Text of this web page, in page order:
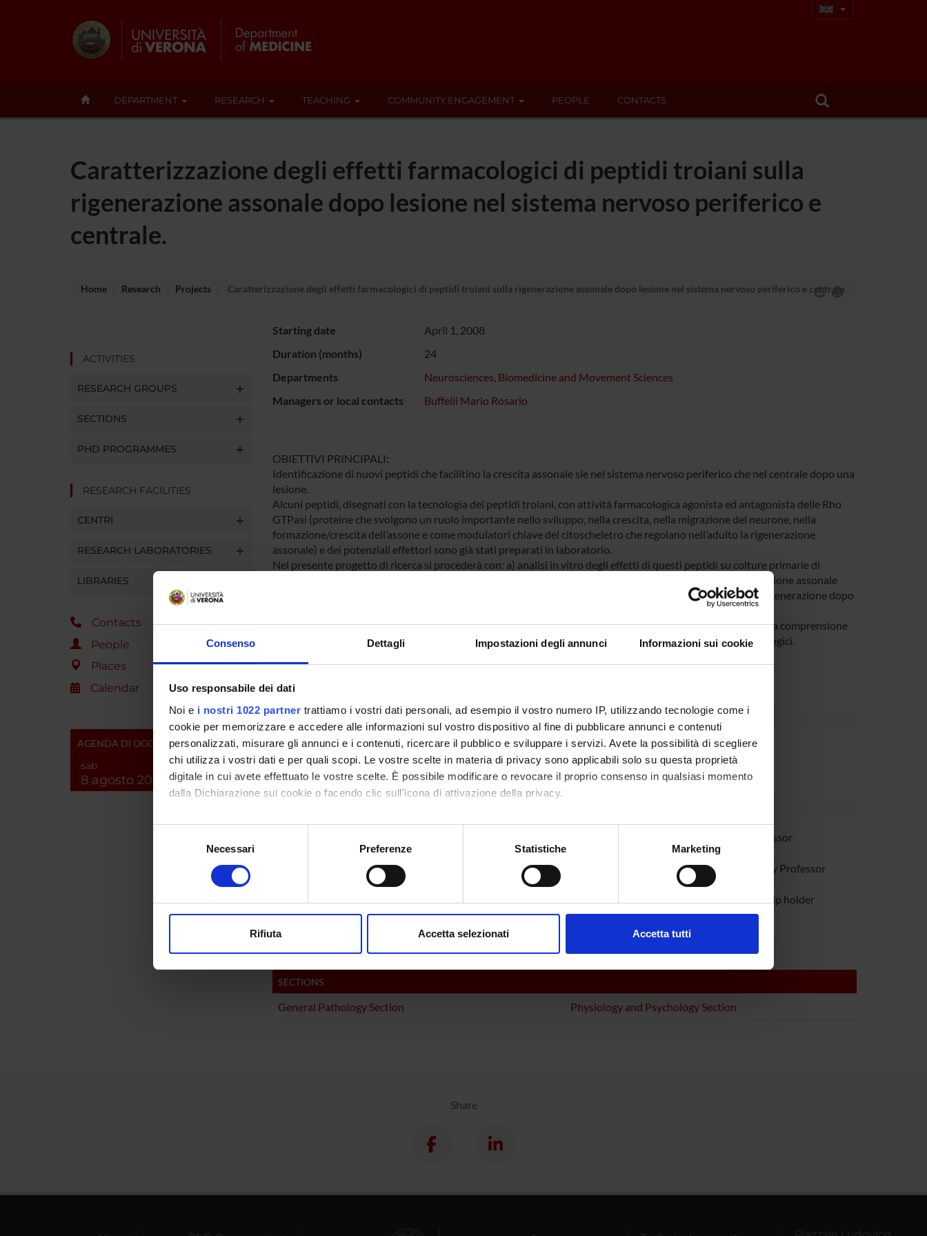
Consenso Dettagli Impostazioni degli annunci Informazioni sui cookie
Uso responsabile dei dati
Noi e i nostri 1022 partner trattiamo i vostri dati personali, ad esempio il vostro numero IP, utilizzando tecnologie come i
cookie per memorizzare e accedere alle informazioni sul vostro dispositivo al fine di pubblicare annunci e contenuti
personalizzati, misurare gli annunci e i contenuti, ricercare il pubblico e sviluppare i servizi. Avete la possibilità di scegliere
chi utilizza i vostri dati e per quali scopi. Le vostre scelte in materia di privacy sono applicabili solo su questa proprietà
digitale in cui avete effettuato le vostre scelte. È possibile modificare o revocare il proprio consenso in qualsiasi momento
dalla Dichiarazione sui cookie o facendo clic sull'icona di attivazione della privacy.
Con il tuo consenso, vorremmo anche:
raccogliere informazioni sulla tua posizione geografica, con un'approssimazione di qualche metro,
digitali).
modificare o ritirare il tuo consenso in qualsiasi momento dalla Dichiarazione sui cookie.
di analisi dei dati web, pubblicità e social media, i quali potrebbero combinarle con altre informazioni che hai fornito loro o
che hanno raccolto dal tuo utilizzo dei loro servizi.
Necessari Preferenze Statistiche Marketing
Rifiuta Accetta selezionati Accetta tutti
DEPARTMENT RESEARCH TEACHING COMMUNITY ENGAGEMENT PEOPLE CONTACTS
Caratterizzazione degli effetti farmacologici di peptidi troiani sulla
rigenerazione assonale dopo lesione nel sistema nervoso periferico e
centrale.
Home Research Projects Caratterizzazione degli effetti farmacologici di peptidi troiani sulla rigenerazione assonale dopo lesione nel sistema nervoso periferico e centrale.
ACTIVITIES
RESEARCH GROUPS
SECTIONS
PHD PROGRAMMES
RESEARCH FACILITIES
CENTRI
RESEARCH LABORATORIES
LIBRARIES
Contacts
People
Places
Calendar
AGENDA DI OGGI
sab
8 agosto 2026
Starting date
April 1, 2008
Duration (months)
24
Departments
Neurosciences, Biomedicine and Movement Sciences
Managers or local contacts
Buffelli Mario Rosario
OBIETTIVI PRINCIPALI:
Identificazione di nuovi peptidi che facilitino la crescita assonale sie nel sistema nervoso periferico che nel centrale dopo una
lesione.
Alcuni peptidi, disegnati con la tecnologia dei peptidi troiani, con attività farmacologica agonista ed antagonista delle Rho
GTPasi (proteine che svolgono un ruolo importante nello sviluppo, nella crescita, nella migrazione del neurone, nella
formazione/crescita dell’assone e come modulatori chiave del citoscheletro che regolano nell’adulto la rigenerazione
assonale) e dei potenziali effettori sono già stati preparati in laboratorio.
Nel presente progetto di ricerca si procederà con: a) analisi in vitro degli effetti di questi peptidi su colture primarie di
neuroni corticali e di motoneuroni; b) applicazione cronica in vivo sul nervo sciatico e analisi della rigenerazione assonale
dopo lesione; c) applicazione cronica in vivo nel rigonfiamento lombare del midollo spinale e analisi della rigenerazione dopo
I rirultati potranno fornire un valido aiuto per il disegno di nuove strategie terapeutiche e dei progressi nella comprensione
dei meccanismi molecolari che stanno alla base delle normali funzioni neuronali e di alcuni disordini neurologici.
SPONSORS:
Fondazione Cariverona Funds:assigned and managed by the department
Mario Rosario Buffelli
Claudia Laperchia
Full Professor
Temporary Professor
Scholarship holder
SECTIONS
General Pathology Section Physiology and Psychology Section
Share